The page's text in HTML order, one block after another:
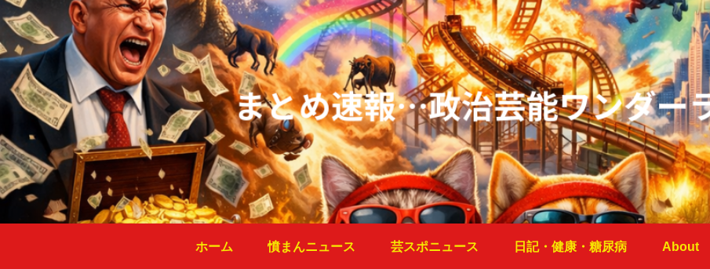
ホーム 憤まんニュース 芸スポニュース 日記・健康・糖尿病 About